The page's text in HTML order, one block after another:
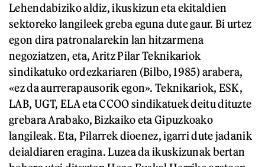
Lehendabiziko aldiz, ikuskizun eta ekitaldien
sektoreko langileek greba eguna dute gaur. Bi urtez
egon dira patronalarekin lan hitzarmena
negoziatzen, eta, Aritz Pilar Teknikariok
sindikatuko ordezkariaren (Bilbo, 1985) arabera,
«ez da aurrerapausorik egon». Teknikariok, ESK,
LAB, UGT, ELA eta CCOO sindikatuek deitu dituzte
grebara Arabako, Bizkaiko eta Gipuzkoako
langileak. Eta, Pilarrek dioenez, igarri dute jadanik
deialdiaren eragina. Luzea da ikuskizunak bertan